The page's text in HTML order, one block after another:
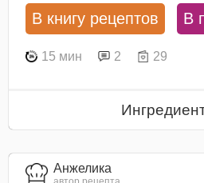
В книгу рецептов В
15 мин 2 29
Анжелика